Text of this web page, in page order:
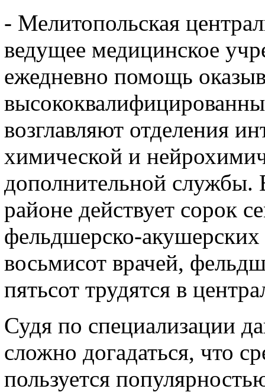
- Мелитопольская
ведущее медицинское
ежедневно помощь
возглавляют отделения
химической и
дополнительной
районе действует сорок
фельдшерско-
восьмисот врачей,
пятьсот трудятся в
Судя по специализации
сложно догадаться, что
пользуется